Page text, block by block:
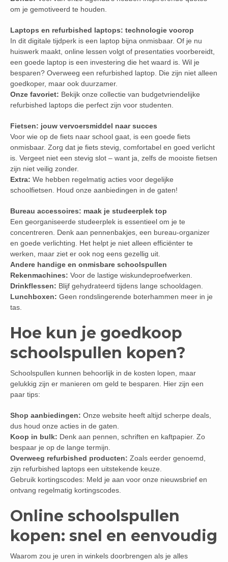
om je gemotiveerd te houden.
Laptops en refurbished laptops: technologie voorop
In dit digitale tijdperk is een laptop bijna onmisbaar. Of je nu
huiswerk maakt, online lessen volgt of presentaties voorbereidt,
een goede laptop is een investering die het waard is. Wil je
besparen? Overweeg een refurbished laptop. Die zijn niet alleen
goedkoper, maar ook duurzamer.
Onze favoriet: Bekijk onze collectie van budgetvriendelijke
refurbished laptops die perfect zijn voor studenten.
Fietsen: jouw vervoersmiddel naar succes
Voor wie op de fiets naar school gaat, is een goede fiets
onmisbaar. Zorg dat je fiets stevig, comfortabel en goed verlicht
is. Vergeet niet een stevig slot – want ja, zelfs de mooiste fietsen
zijn niet veilig zonder.
Extra: We hebben regelmatig acties voor degelijke
schoolfietsen. Houd onze aanbiedingen in de gaten!
Bureau accessoires: maak je studeerplek top
Een georganiseerde studeerplek is essentieel om je te
concentreren. Denk aan pennenbakjes, een bureau-organizer
en goede verlichting. Het helpt je niet alleen efficiënter te
werken, maar ziet er ook nog eens gezellig uit.
Andere handige en onmisbare schoolspullen
Rekenmachines: Voor de lastige wiskundeproefwerken.
Drinkflessen: Blijf gehydrateerd tijdens lange schooldagen.
Lunchboxen: Geen rondslingerende boterhammen meer in je
tas.
Hoe kun je goedkoop
schoolspullen kopen?
Schoolspullen kunnen behoorlijk in de kosten lopen, maar
gelukkig zijn er manieren om geld te besparen. Hier zijn een
paar tips:
Shop aanbiedingen: Onze website heeft altijd scherpe deals,
dus houd onze acties in de gaten.
Koop in bulk: Denk aan pennen, schriften en kaftpapier. Zo
bespaar je op de lange termijn.
Overweeg refurbished producten: Zoals eerder genoemd,
zijn refurbished laptops een uitstekende keuze.
Gebruik kortingscodes: Meld je aan voor onze nieuwsbrief en
ontvang regelmatig kortingscodes.
Online schoolspullen
kopen: snel en eenvoudig
Waarom zou je uren in winkels doorbrengen als je alles